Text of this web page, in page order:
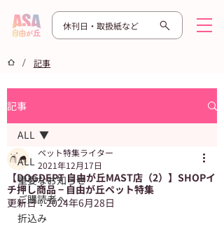
休刊日・取扱紙など
/ 記事
記事
ALL
重要なお知らせ
ご購読者へ
折込み
ALL
【​DOGDEPT 自由が丘MAST店（2）】SHOPイ
チ押し商品 − 自由が丘ペット特集
ペット特集ライター
2021年12月17日
更新日：2024年6月28日